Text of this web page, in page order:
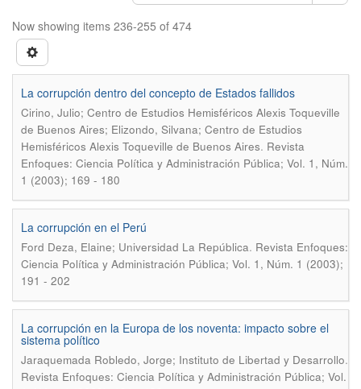
Now showing items 236-255 of 474
La corrupción dentro del concepto de Estados fallidos
Cirino, Julio; Centro de Estudios Hemisféricos Alexis Toqueville
de Buenos Aires; Elizondo, Silvana; Centro de Estudios
Hemisféricos Alexis Toqueville de Buenos Aires. Revista
Enfoques: Ciencia Política y Administración Pública; Vol. 1, Núm.
1 (2003); 169 - 180
La corrupción en el Perú
Ford Deza, Elaine; Universidad La República. Revista Enfoques:
Ciencia Política y Administración Pública; Vol. 1, Núm. 1 (2003);
191 - 202
La corrupción en la Europa de los noventa: impacto sobre el
sistema político
Jaraquemada Robledo, Jorge; Instituto de Libertad y Desarrollo.
Revista Enfoques: Ciencia Política y Administración Pública; Vol.